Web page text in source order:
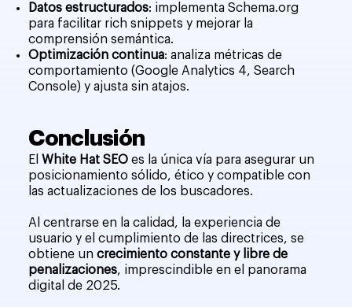
Datos estructurados: implementa Schema.org
para facilitar rich snippets y mejorar la
comprensión semántica.
Optimización continua: analiza métricas de
comportamiento (Google Analytics 4, Search
Console) y ajusta sin atajos.
Conclusión
El White Hat SEO es la única vía para asegurar un
posicionamiento sólido, ético y compatible con
las actualizaciones de los buscadores.
Al centrarse en la calidad, la experiencia de
usuario y el cumplimiento de las directrices, se
obtiene uncrecimiento constante y libre de
penalizaciones, imprescindible en el panorama
digital de 2025.